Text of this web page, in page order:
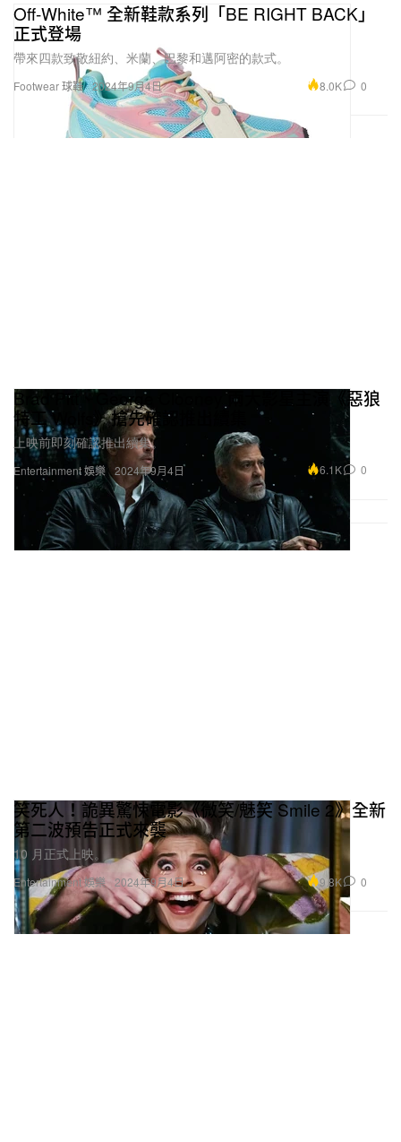
Footwear 球鞋
Off-White™ 全新鞋款系列「BE RIGHT BACK」
正式登場
帶來四款致敬紐約、米蘭、巴黎和邁阿密的款式。
2024年9月4日 8.0K 0
Entertainment 娛樂
Brad Pitt、George Clooney 兩大影星主演《惡狼
特工 Wolfs》搶先確認推出續集
上映前即刻確認推出續集。
2024年9月4日 6.1K 0
Entertainment 娛樂
笑死人！詭異驚悚電影《微笑/魅笑 Smile 2》全新
第二波預告正式來襲
10 月正式上映。
2024年9月4日 9.8K 0